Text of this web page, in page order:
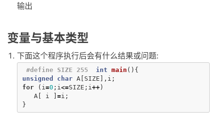
输出
变量与基本类型
下面这个程序执行后会有什么结果或问题:
#define SIZE 255 int main (){
unsigned
char A [ SIZE ], i ;
for
( i =0 ; i <=SIZE ; i ++)
A [ i ] =i ;
}